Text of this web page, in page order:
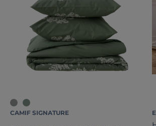
CAMIF SIGNATURE